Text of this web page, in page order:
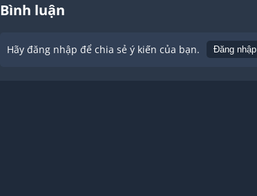
Bình luận
Hãy đăng nhập để chia sẻ ý kiến của bạn. Đăng nhập